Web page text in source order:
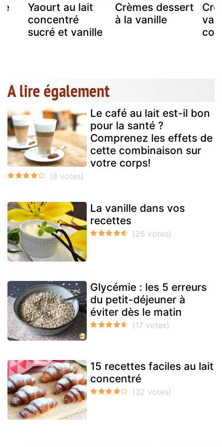
Yaourt au lait
concentré
sucré et vanille
Crèmes dessert
à la vanille
A lire également
Le café au lait est-il bon
pour la santé ?
Comprenez les effets de
cette combinaison sur
votre corps!
La vanille dans vos
recettes
Glycémie : les 5 erreurs
du petit-déjeuner à
éviter dès le matin
15 recettes faciles au lait
concentré